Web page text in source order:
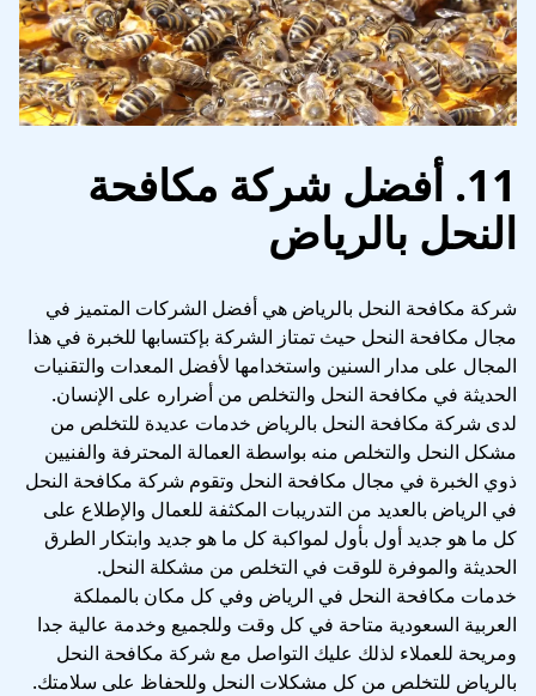
11. أفضل شركة مكافحة
النحل بالرياض
شركة مكافحة النحل بالرياض هي أفضل الشركات المتميز في
مجال مكافحة النحل حيث تمتاز الشركة بإكتسابها للخبرة في هذا
المجال على مدار السنين واستخدامها لأفضل المعدات والتقنيات
الحديثة في مكافحة النحل والتخلص من أضراره على الإنسان.
لدى شركة مكافحة النحل بالرياض خدمات عديدة للتخلص من
مشكل النحل والتخلص منه بواسطة العمالة المحترفة والفنيين
ذوي الخبرة في مجال مكافحة النحل وتقوم شركة مكافحة النحل
في الرياض بالعديد من التدريبات المكثفة للعمال والإطلاع على
كل ما هو جديد أول بأول لمواكبة كل ما هو جديد وابتكار الطرق
الحديثة والموفرة للوقت في التخلص من مشكلة النحل.
خدمات مكافحة النحل في الرياض وفي كل مكان بالمملكة
العربية السعودية متاحة في كل وقت وللجميع وخدمة عالية جدا
ومريحة للعملاء لذلك عليك التواصل مع شركة مكافحة النحل
بالرياض للتخلص من كل مشكلات النحل وللحفاظ على سلامتك.